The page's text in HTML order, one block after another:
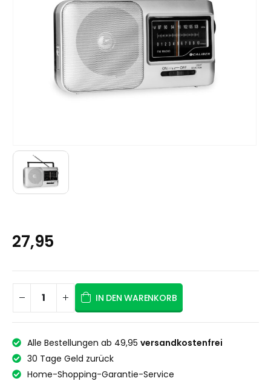
27,95
IN DEN WARENKORB
Alle Bestellungen ab 49,95 versandkostenfrei
30 Tage Geld zurück
Home-Shopping-Garantie-Service